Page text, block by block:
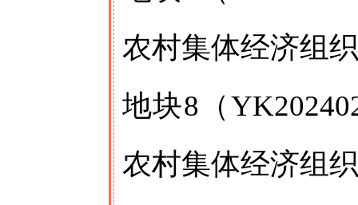
农村集体经济组
地块8（
农村集体经济组